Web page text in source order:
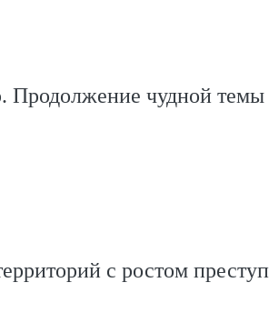
Продолжение чудной темы
с ростом